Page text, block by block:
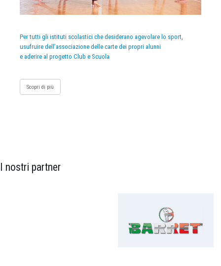
Per tutti gli istituti scolastici che desiderano agevolare lo sport,
usufruire dell’associazione delle carte dei propri alunni
e aderire al progetto Club e Scuola
Scopri di più
I nostri partner